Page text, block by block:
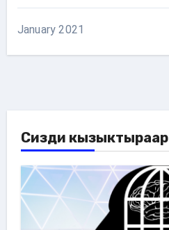
January 2021
Сизди кызыктыраар